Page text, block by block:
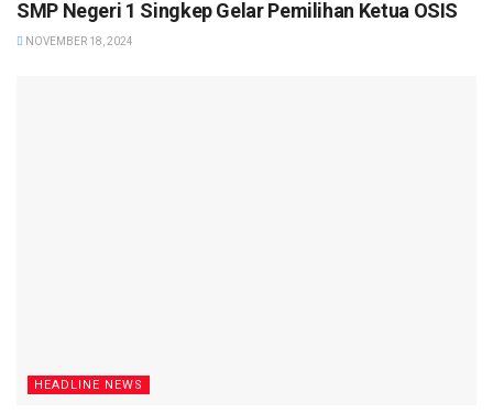
SMP Negeri 1 Singkep Gelar Pemilihan Ketua OSIS
NOVEMBER 18, 2024
HEADLINE NEWS